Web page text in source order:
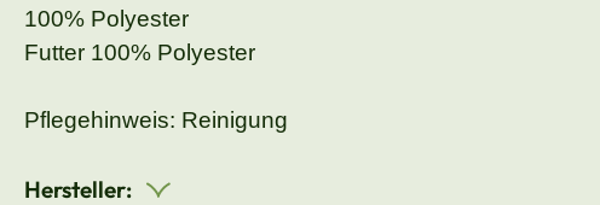
100% Polyester
Futter 100% Polyester
Pflegehinweis: Reinigung
Hersteller: